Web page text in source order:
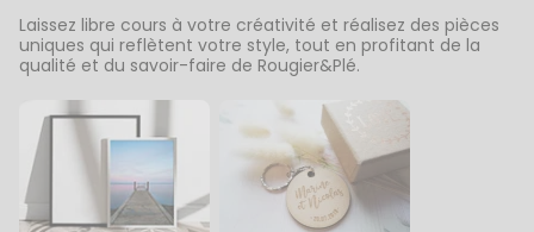
Laissez libre cours à votre créativité et réalisez des pièces
uniques qui reflètent votre style, tout en profitant de la
qualité et du savoir-faire de Rougier&Plé.